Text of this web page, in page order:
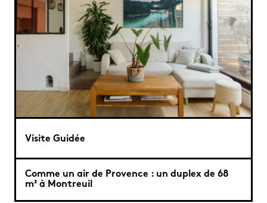
Visite Guidée
Comme un air de Provence : un duplex de 68
m² à Montreuil